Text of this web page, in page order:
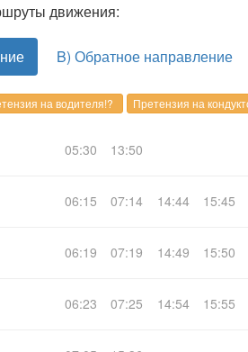
движения:
B) Обратное направление
05:30 13:50
06:15 07:14 14:44 15:45
06:19 07:19 14:49 15:50
06:23 07:25 14:54 15:55